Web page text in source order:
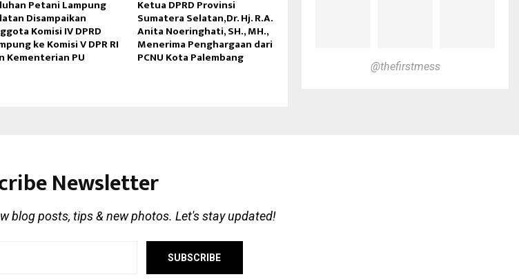
Petani Lampung
Disampaikan
Komisi IV DPRD
ke Komisi V DPR RI
Kementerian PU
Ketua DPRD Provinsi
Sumatera Selatan,Dr. Hj. R.A.
Anita Noeringhati, SH., MH.,
Menerima Penghargaan dari
PCNU Kota Palembang @thefirstmess
Newsletter
blog posts, tips & new photos. Let's stay updated!